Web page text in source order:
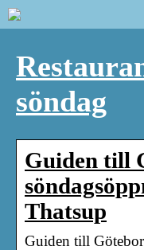
söndag
Guiden till
Thatsup
Guiden till